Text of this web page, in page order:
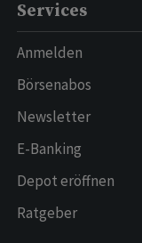
Services
Anmelden
Börsenabos
Newsletter
E-Banking
Depot eröffnen
Ratgeber